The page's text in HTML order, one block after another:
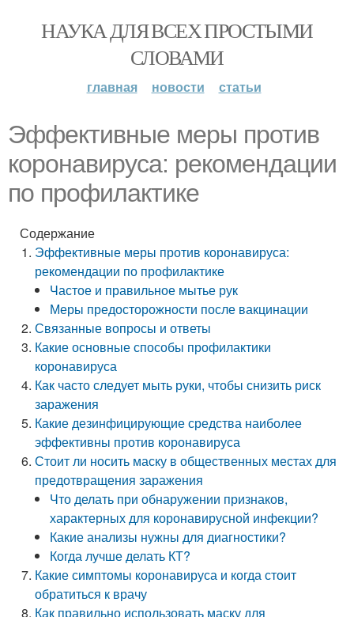
НАУКА ДЛЯ ВСЕХ ПРОСТЫМИ
СЛОВАМИ
главная новости статьи
Эффективные меры против
коронавируса: рекомендации
по профилактике
Содержание
Эффективные меры против коронавируса:
рекомендации по профилактике
Частое и правильное мытье рук
Меры предосторожности после вакцинации
Связанные вопросы и ответы
Какие основные способы профилактики
коронавируса
Как часто следует мыть руки, чтобы снизить риск
заражения
Какие дезинфицирующие средства наиболее
эффективны против коронавируса
Стоит ли носить маску в общественных местах для
предотвращения заражения
Что делать при обнаружении признаков,
характерных для коронавирусной инфекции?
Какие анализы нужны для диагностики?
Когда лучше делать КТ?
Какие симптомы коронавируса и когда стоит
обратиться к врачу
Как правильно использовать маску для